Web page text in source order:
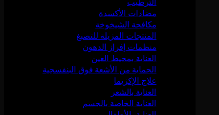
مضادات الأكسدة
مكافحة الشيخوخة
المنتجات المزيلة للتصبغ
منظمات إفراز الدهون
العناية بمحيط العين
الحماية من الأشعة فوق البنفسجية
علاج الإكزيما
العناية بالشعر
العناية الخاصة بالجسم